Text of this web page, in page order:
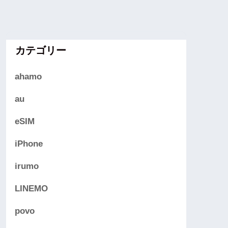
カテゴリー
ahamo
au
eSIM
iPhone
irumo
LINEMO
povo